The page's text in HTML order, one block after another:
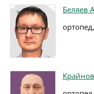
Беляев